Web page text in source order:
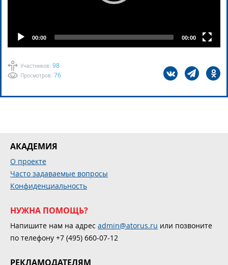
Участников: 98
Просмотров: 76
00:00 00:00
АКАДЕМИЯ
О проекте
Часто задаваемые вопросы
Конфиденциальность
НУЖНА ПОМОЩЬ?
Напишите нам на адрес admin@atorus.ru или позвоните
по телефону +7 (495) 660-07-12
РЕКЛАМОДАТЕЛЯМ